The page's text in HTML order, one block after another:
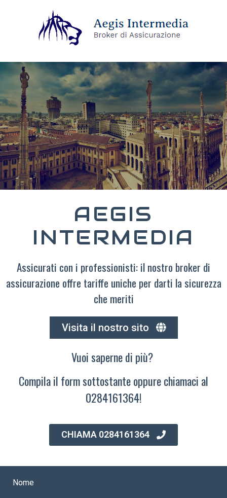
AEGIS
INTERMEDIA
Assicurati con i professionisti: il nostro broker di
assicurazione offre tariffe uniche per darti la sicurezza
che meriti
Visita il nostro sito
Vuoi saperne di più?
Compila il form sottostante oppure chiamaci al
0284161364!
CHIAMA 0284161364
Nome